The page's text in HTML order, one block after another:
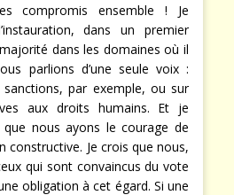
compromis ensemble ! Je
dans un premier
dans les domaines où il
parlions d’une seule voix :
par exemple, ou sur
aux droits humains. Et je
nous ayons le courage de
constructive. Je crois que nous,
qui sont convaincus du vote
obligation à cet égard. Si une